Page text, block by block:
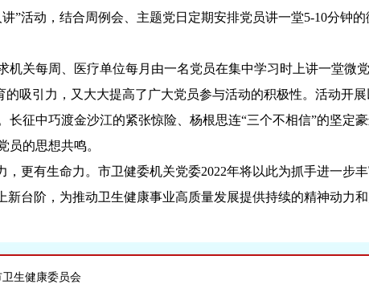
动，结合周例会、主题党日定期安排党员讲一堂5-10分钟的
关每周、医疗单位每月由一名党员在集中学习时上讲一堂微
吸引力，又大大提高了广大党员参与活动的积极性。活动开
长征中巧渡金沙江的紧张惊险、杨根思连“三个不相信”的坚
的思想共鸣。
有生命力。市卫健委机关党委2022年将以此为抓手进一步
台阶，为推动卫生健康事业高质量发展提供持续的精神动力和
生健康委员会